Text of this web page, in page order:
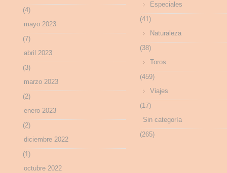
(4)
mayo 2023
(7)
abril 2023
(3)
marzo 2023
(2)
enero 2023
(2)
diciembre 2022
(1)
octubre 2022
Especiales
(41)
Naturaleza
(38)
Toros
(459)
Viajes
(17)
Sin categoría
(265)